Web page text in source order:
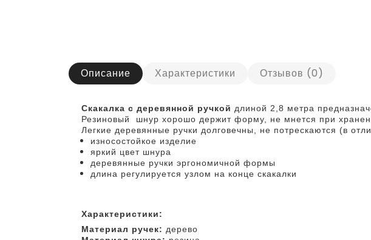
Описание Характеристики Отзывов (0)
Скакалка с деревянной ручкой длиной 2,8 метра
Резиновый шнур хорошо держит форму, не мнется при
Легкие деревянные ручки долговечны, не потрескаются (в
износостойкое изделие
яркий цвет шнура
деревянные ручки эргономичной формы
длина регулируется узлом на конце скакалки
Характеристики:
Материал ручек: дерево